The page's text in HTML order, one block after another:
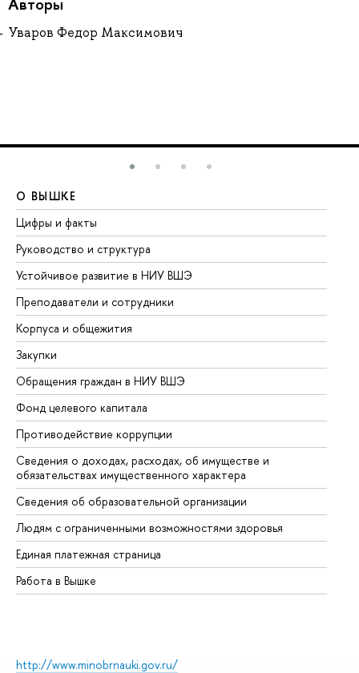
Уваров Федор Максимович
О ВЫШКЕ
Цифры и факты
Руководство и структура
Устойчивое развитие в НИУ ВШЭ
Преподаватели и сотрудники
Корпуса и общежития
Закупки
Обращения граждан в НИУ ВШЭ
Фонд целевого капитала
Противодействие коррупции
Сведения о доходах, расходах, об имуществе и
обязательствах имущественного характера
Сведения об образовательной организации
Людям с ограниченными возможностями здоровья
Единая платежная страница
Работа в Вышке
http://www.minobrnauki.gov.ru/